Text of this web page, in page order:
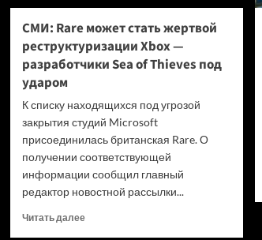
СМИ: Rare может стать жертвой
реструктуризации Xbox —
разработчики Sea of Thieves под
ударом
К списку находящихся под угрозой
закрытия студий Microsoft
присоединилась британская Rare. О
получении соответствующей
информации сообщил главный
редактор новостной рассылки...
Читать далееПрочитать